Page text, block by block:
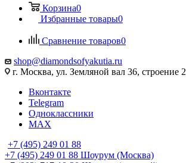
Корзина0
Избранные товары0
Сравнение товаров0
shop@diamondsofyakutia.ru
г. Москва, ул. Земляной вал 36, строение 2
Вконтакте
Telegram
Одноклассники
MAX
+7 (495) 249 01 88
+7 (495) 249 01 88 Шоурум (Москва)